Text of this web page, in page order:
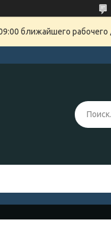
ближайшего рабочего